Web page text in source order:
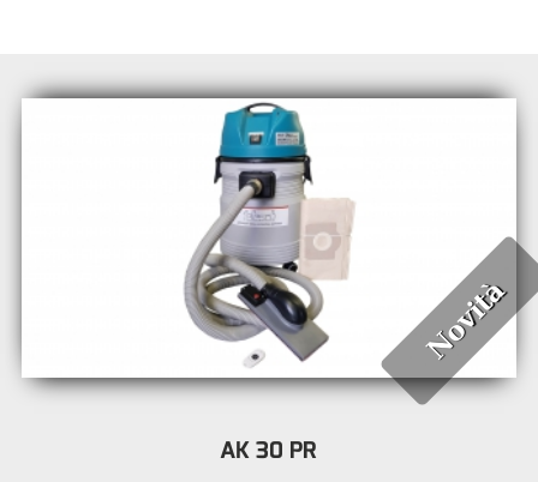
Novità
AK 30 PR